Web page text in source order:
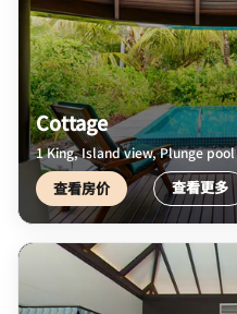
Cottage
1 King, Island view, Plunge pool
查看房价 查看更多